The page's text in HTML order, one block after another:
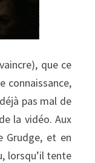
que ce
connaissance,
pas mal de
la vidéo. Aux
Grudge, et en
lorsqu’il tente